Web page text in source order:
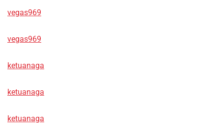
vegas969
vegas969
ketuanaga
ketuanaga
ketuanaga